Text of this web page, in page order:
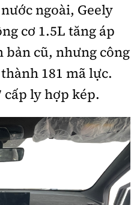
ngoài, Geely
cơ 1.5L tăng áp
bản cũ, nhưng công
181 mã lực.
cấp ly hợp kép.